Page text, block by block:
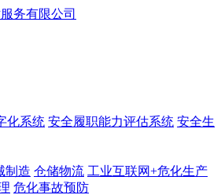
化系统 安全履职能力评估系统 安全生
制造 仓储物流 工业互联网+危化生产
危化事故预防